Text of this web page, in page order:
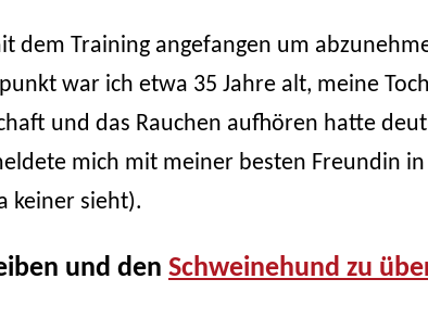
dem Training angefangen um
war ich etwa 35 Jahre alt, meine
und das Rauchen aufhören hatte
mich mit meiner besten Freundin
keiner sieht).
und den Schweinehund zu